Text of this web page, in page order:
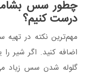
چطور سس
درست کنیم؟
مهم‌ترین نکته در
اضافه کنید. اگر شیر را
گلوله شدن سس زیاد